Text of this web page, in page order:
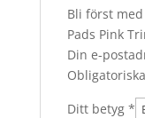
Bli först
Pads Pink
Din e-
Ditt betyg *